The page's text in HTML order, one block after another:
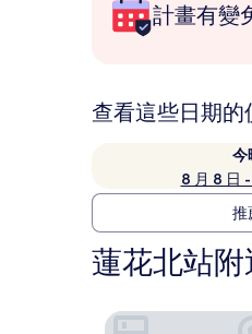
計畫有變
查看這些日期的
今
8 月 8 日
推
蓮花北站
深圳四季酒店